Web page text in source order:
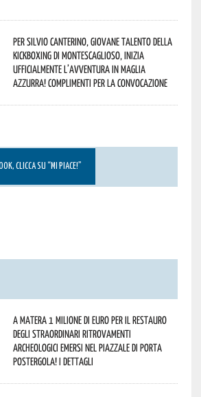
Per Silvio Canterino, giovane talento della
kickboxing di Montescaglioso, inizia
ufficialmente l’avventura in maglia
azzurra! Complimenti per la convocazione
CLICCA SU “MI PIACE!”
A Matera 1 milione di euro per il restauro
degli straordinari ritrovamenti
archeologici emersi nel piazzale di Porta
Postergola! I dettagli